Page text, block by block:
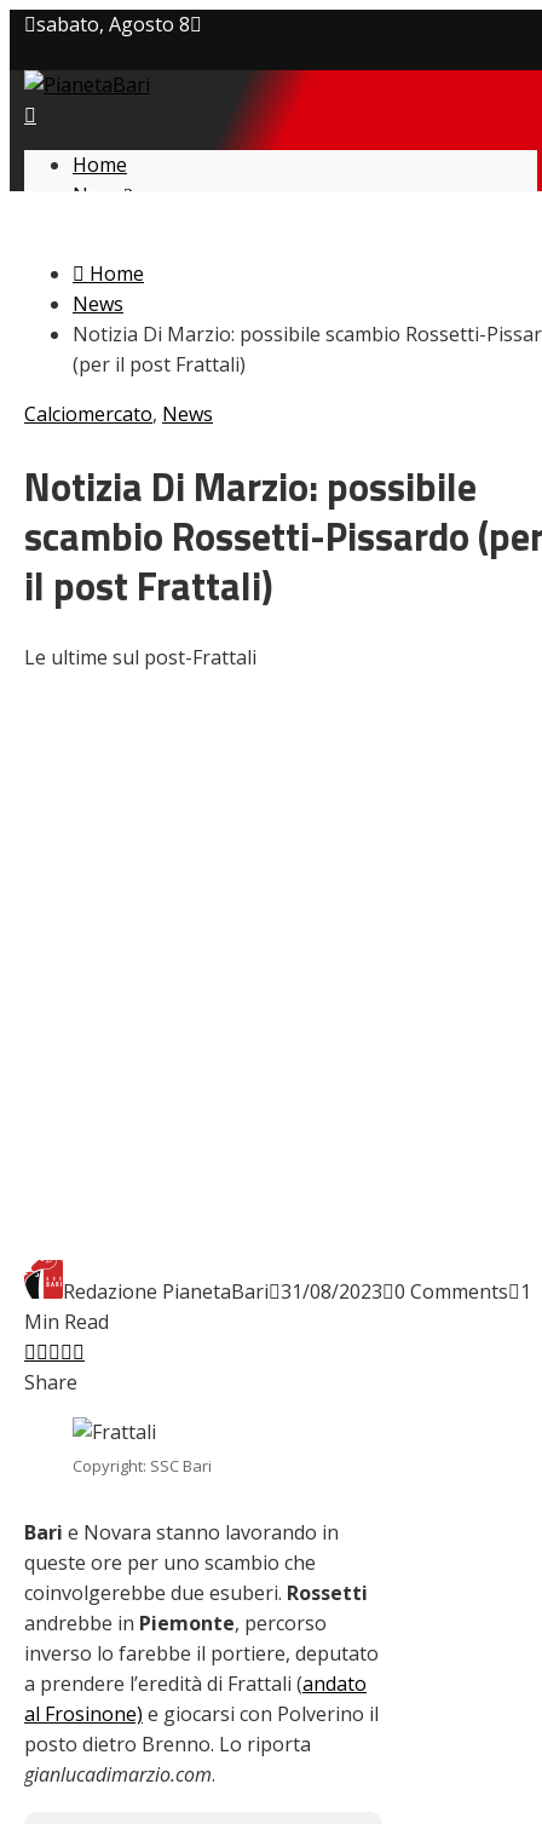
sabato, Agosto 8
Privacy policy
Cookie Policy
Home
News
L’avversario
Giovanili
Le pagelle
Interviste
Focus
Serie B
Video
Home
News
Notizia Di Marzio: possibile scambio Rossetti-
(per il post Frattali)
Calciomercato, News
Notizia Di Marzio: possibile
scambio Rossetti-Pissardo
il post Frattali)
Le ultime sul post-Frattali
Redazione PianetaBari 31/08/2023 0 Comments 1
Min Read
Facebook
Twitter
LinkedIn
Pinterest
Stumbleupon
Share
Copyright: SSC Bari
Bari e Novara stanno lavorando in
queste ore per uno scambio che
coinvolgerebbe due esuberi. Rossetti
andrebbe in Piemonte, percorso
inverso lo farebbe il portiere, deputato
a prendere l’eredità di Frattali (andato
al Frosinone) e giocarsi con Polverino il
posto dietro Brenno. Lo riporta
gianlucadimarzio.com.